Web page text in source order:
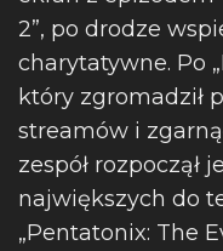
2”, po drodze
charytatywne. Po
który zgromadził
streamów i
zespół rozpoczął
największych do
„Pentatonix: The